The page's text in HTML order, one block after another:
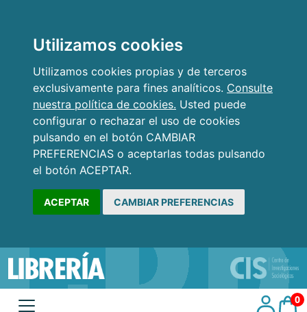
Utilizamos cookies
Utilizamos cookies propias y de terceros
exclusivamente para fines analíticos. Consulte
nuestra política de cookies. Usted puede
configurar o rechazar el uso de cookies
pulsando en el botón CAMBIAR
PREFERENCIAS o aceptarlas todas pulsando
el botón ACEPTAR.
ACEPTAR CAMBIAR PREFERENCIAS
0